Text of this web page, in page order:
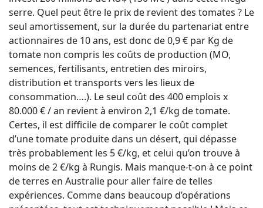
serre. Quel peut être le prix de revient des tomates ? Le
seul amortissement, sur la durée du partenariat entre
actionnaires de 10 ans, est donc de 0,9 € par Kg de
tomate non compris les coûts de production (MO,
semences, fertilisants, entretien des miroirs,
distribution et transports vers les lieux de
consommation….). Le seul coût des 400 emplois x
80.000 € / an revient à environ 2,1 €/kg de tomate.
Certes, il est difficile de comparer le coût complet
d’une tomate produite dans un désert, qui dépasse
très probablement les 5 €/kg, et celui qu’on trouve à
moins de 2 €/kg à Rungis. Mais manque-t-on à ce point
de terres en Australie pour aller faire de telles
expériences. Comme dans beaucoup d’opérations